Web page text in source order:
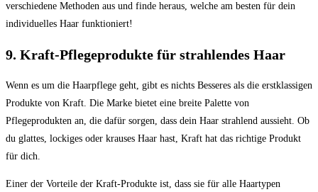
verschiedene Methoden aus und finde heraus, welche am besten für dein
individuelles Haar funktioniert!
9. Kraft-Pflegeprodukte für strahlendes Haar
Wenn es um die Haarpflege geht, gibt es nichts Besseres als die erstklassigen
Produkte von Kraft. Die Marke bietet eine breite Palette von
Pflegeprodukten an, die dafür sorgen, dass dein Haar strahlend aussieht. Ob
du glattes, lockiges oder krauses Haar hast, Kraft hat das richtige Produkt
für dich.
Einer der Vorteile der Kraft-Produkte ist, dass sie für alle Haartypen